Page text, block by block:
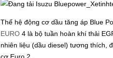
Thế hệ động cơ dầu tăng áp Blue
EURO4 là bộ tuần hoàn khí thải
nhiên liệu (dầu diesel) tương thích,